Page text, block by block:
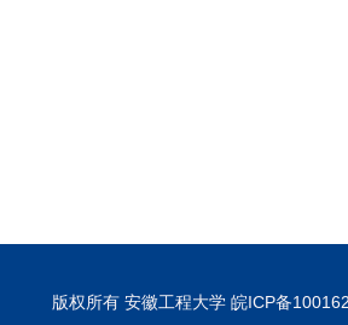
版权所有 安徽工程大学 皖ICP备